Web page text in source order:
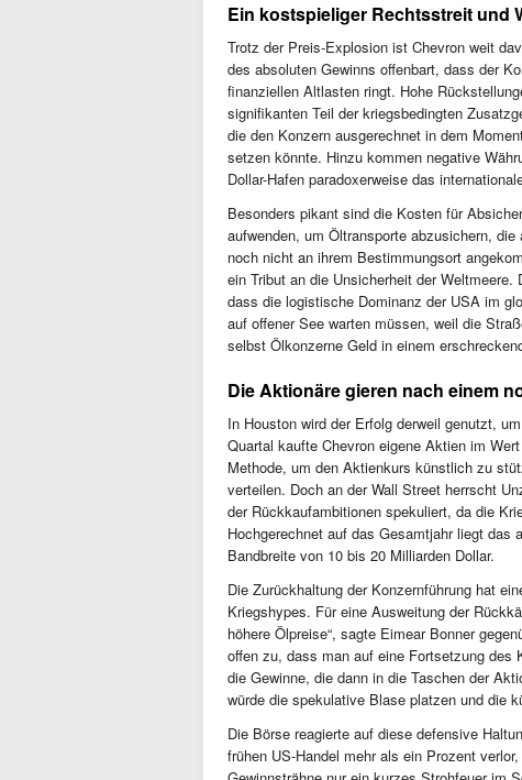
Ein kostspieliger Rechtsstreit und
Trotz der Preis-Explosion ist Chevron weit
des absoluten Gewinns offenbart, dass der
finanziellen Altlasten ringt. Hohe
signifikanten Teil der kriegsbedingten
die den Konzern ausgerechnet in dem
setzen könnte. Hinzu kommen negative
Dollar-Hafen paradoxerweise das
Besonders pikant sind die Kosten für
aufwenden, um Öltransporte abzusichern,
noch nicht an ihrem Bestimmungsort
ein Tribut an die Unsicherheit der Weltmeere.
dass die logistische Dominanz der USA im
auf offener See warten müssen, weil die
selbst Ölkonzerne Geld in einem
Die Aktionäre gieren nach einem
In Houston wird der Erfolg derweil genutzt,
Quartal kaufte Chevron eigene Aktien im
Methode, um den Aktienkurs künstlich zu
verteilen. Doch an der Wall Street herrscht
der Rückkaufambitionen spekuliert, da die
Hochgerechnet auf das Gesamtjahr liegt das
Bandbreite von 10 bis 20 Milliarden Dollar.
Die Zurückhaltung der Konzernführung hat
Kriegshypes. Für eine Ausweitung der
höhere Ölpreise“, sagte Eimear Bonner
offen zu, dass man auf eine Fortsetzung des
die Gewinne, die dann in die Taschen der
würde die spekulative Blase platzen und die
Die Börse reagierte auf diese defensive
frühen US-Handel mehr als ein Prozent